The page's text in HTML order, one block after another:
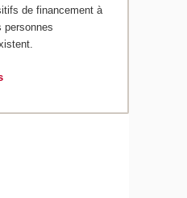
de financement à
personnes